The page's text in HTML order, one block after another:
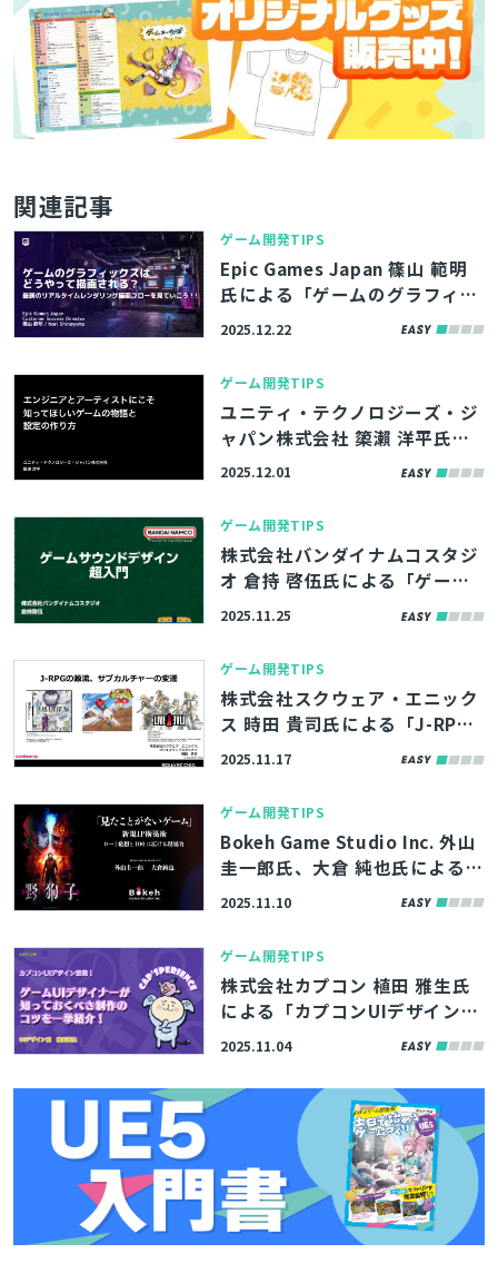
関連記事
ゲーム開発TIPS
Epic Games Japan 篠山 範明
氏による「ゲームのグラフィク
スはどうやって描画される？ ～
グ描画フローを見ていこう！
～」の講演動画を公開！【ゲー
ムメーカーズ スクランブル202
5】
2025.12.22
ゲーム開発TIPS
ユニティ・テクノロジーズ・ジ
ャパン株式会社 𥱋瀨 洋平氏に
よる「エンジニアとアーティス
物語と設定の作り方」の講演動
画・スライドを公開！【ゲーム
メーカーズ スクランブル202
5】
2025.12.01
ゲーム開発TIPS
株式会社バンダイナムコスタジ
オ 倉持 啓伍氏による「ゲーム
サウンドデザイン 超入門」の講
ームメーカーズ スクランブル2
025】
2025.11.25
ゲーム開発TIPS
株式会社スクウェア・エニック
ス 時田 貴司氏による「J-RPG
の源流、サブカルチャーの変
ムメーカーズ スクランブル202
5】
2025.11.17
ゲーム開発TIPS
Bokeh Game Studio Inc. 外山
圭一郎氏、大倉 純也氏による
『「見たことがないゲーム」新
広げる現場力』の講演動画・ス
ライドを公開！【ゲームメーカ
ーズ スクランブル2025】
2025.11.10
ゲーム開発TIPS
株式会社カプコン 植田 雅生氏
による「カプコンUIデザイン室
発！ゲームUIデザイナーが知っ
介！」の講演スライドを公開！
【ゲームメーカーズ スクランブ
ル2025】
2025.11.04